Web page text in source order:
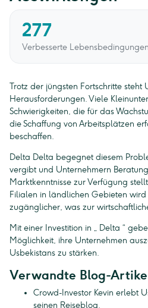
277
Verbesserte Lebensbedingungen
Trotz der jüngsten Fortschritte steht
Herausforderungen. Viele
Schwierigkeiten, die für das
die Schaffung von Arbeitsplätzen
beschaffen.
Delta Delta begegnet diesem
vergibt und Unternehmern
Marktkenntnisse zur Verfügung
Filialen in ländlichen Gebieten
zugänglicher, was zur
Mit einer Investition in „ Delta “
Möglichkeit, ihre Unternehmen
Usbekistans zu stärken.
Verwandte Blog-
Crowd-Investor Kevin erlebt
seinen Reiseblog.